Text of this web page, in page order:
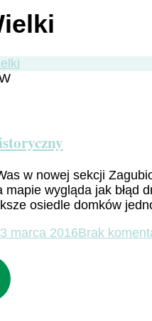
w nowej sekcji
wygląda jak błąd
osiedle domków
marca 2016Brak